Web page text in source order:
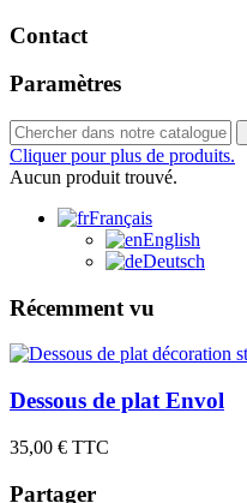
Contact
Paramètres
Cliquer pour plus de produits.
Aucun produit trouvé.
Français
English
Deutsch
Récemment vu
Dessous de plat Envol
35,00 € TTC
Partager